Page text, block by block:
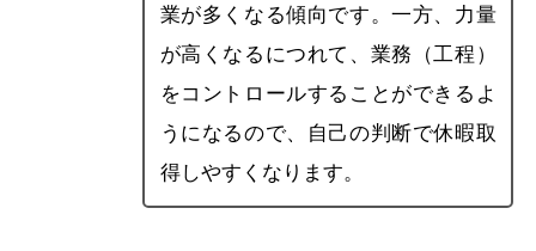
業が多くなる傾向です。一方、力量
が高くなるにつれて、業務（工程）
をコントロールすることができるよ
うになるので、自己の判断で休暇取
得しやすくなります。